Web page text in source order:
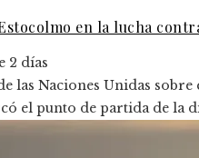
en la lucha
2 días
las Naciones Unidas
el punto de partida de la